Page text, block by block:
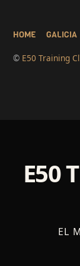
HOME GALICIA
© E50 Training
E50
EL